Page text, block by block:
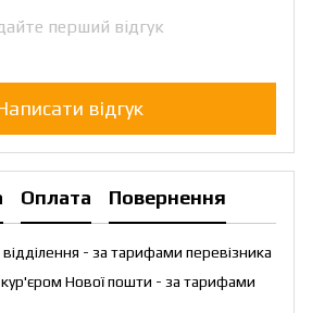
перший відгук
відгук
Оплата Повернення
- за тарифами перевізника
Нової пошти - за тарифами